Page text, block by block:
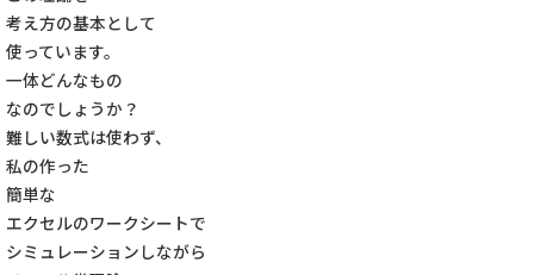
考え方の基本として
使っています。
一体どんなもの
なのでしょうか？
難しい数式は使わず、
私の作った
簡単な
エクセルのワークシートで
シミュレーションしながら